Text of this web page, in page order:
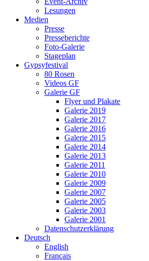
Lesungen
Medien
Presse
Presseberichte
Foto-Galerie
Stageplan
Gypsyfestival
80 Rosen
Videos GF
Galerie GF
Flyer und Plakate
Galerie 2019
Galerie 2017
Galerie 2016
Galerie 2015
Galerie 2014
Galerie 2013
Galerie 2011
Galerie 2010
Galerie 2009
Galerie 2007
Galerie 2005
Galerie 2003
Galerie 2001
Datenschutzerklärung
Deutsch
English
Français